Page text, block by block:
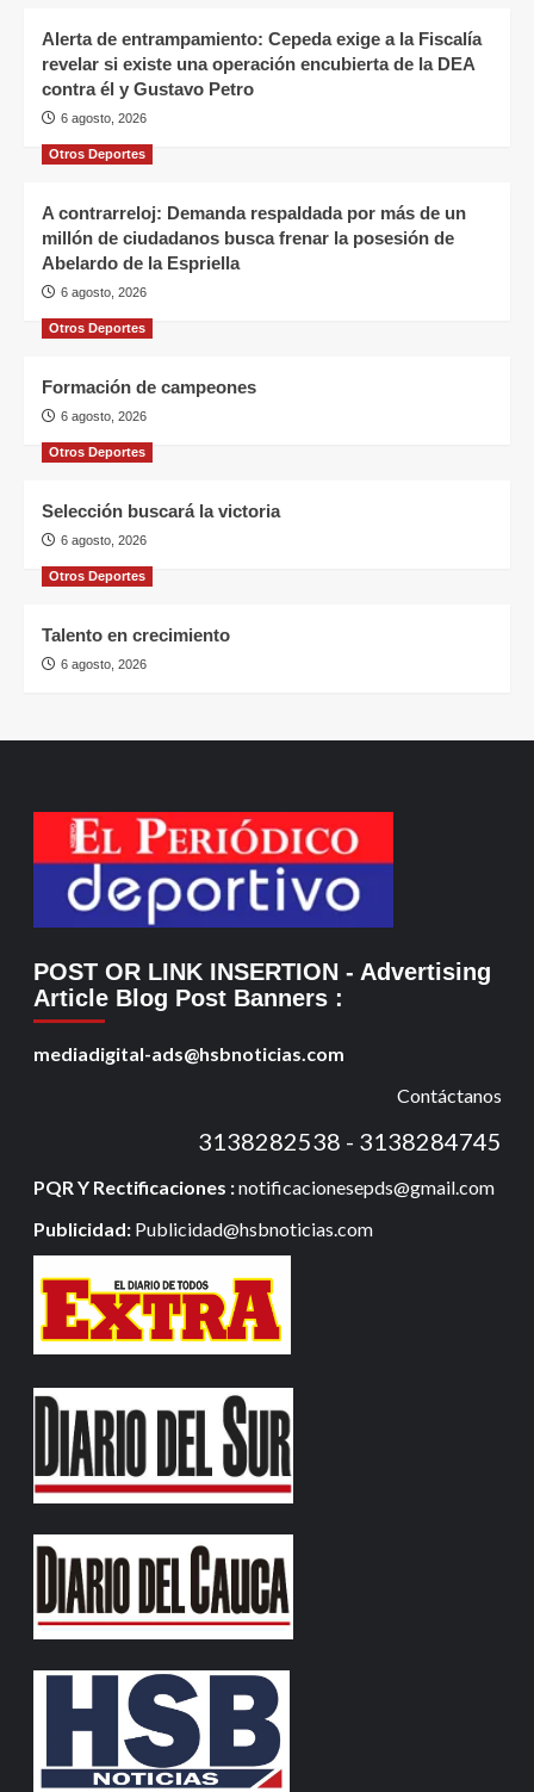
Alerta de entrampamiento: Cepeda exige a la Fiscalía
revelar si existe una operación encubierta de la DEA
contra él y Gustavo Petro
6 agosto, 2026
Otros Deportes
A contrarreloj: Demanda respaldada por más de un
millón de ciudadanos busca frenar la posesión de
Abelardo de la Espriella
6 agosto, 2026
Otros Deportes
Formación de campeones
6 agosto, 2026
Otros Deportes
Selección buscará la victoria
6 agosto, 2026
Otros Deportes
Talento en crecimiento
6 agosto, 2026
POST OR LINK INSERTION - Advertising
Article Blog Post Banners :
mediadigital-ads@hsbnoticias.com
Contáctanos
3138282538 - 3138284745
PQR Y Rectificaciones :notificacionesepds@gmail.com
Publicidad: Publicidad@hsbnoticias.com